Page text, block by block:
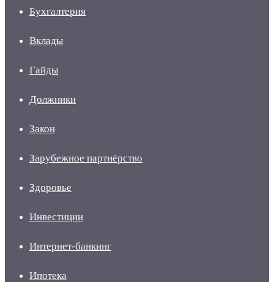
Бухгалтерия
Вклады
Гайды
Должники
Закон
Зарубежное партнёрство
Здоровье
Инвестиции
Интернет-банкинг
Ипотека